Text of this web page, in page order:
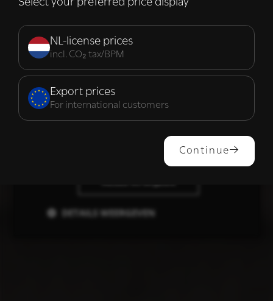
NL-license prices
incl. CO₂ tax/BPM
Export prices
For international customers
Continue
Strikt
noodzakelijk
Prestatie Targeting
ALLES ACCEPTEREN
DETAILS WEERGEVEN